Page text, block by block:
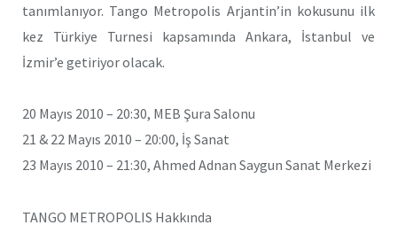
tanımlanıyor. Tango Metropolis Arjantin’in kokusunu ilk
kez Türkiye Turnesi kapsamında Ankara, İstanbul ve
İzmir’e getiriyor olacak.
20 Mayıs 2010 – 20:30, MEB Şura Salonu
21 & 22 Mayıs 2010 – 20:00, İş Sanat
23 Mayıs 2010 – 21:30, Ahmed Adnan Saygun Sanat Merkezi
TANGO METROPOLIS Hakkında